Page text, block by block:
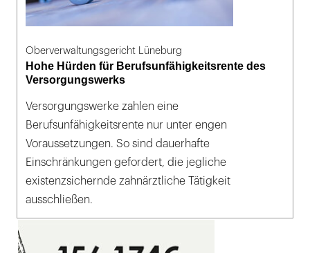
Oberverwaltungsgericht Lüneburg
Hohe Hürden für Berufsunfähigkeitsrente des
Versorgungswerks
Versorgungswerke zahlen eine
Berufsunfähigkeitsrente nur unter engen
Voraussetzungen. So sind dauerhafte
Einschränkungen gefordert, die jegliche
existenzsichernde zahnärztliche Tätigkeit
ausschließen.